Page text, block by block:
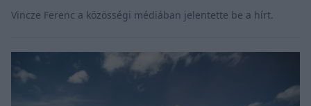
Vincze Ferenc a közösségi médiában jelentette be a hírt.